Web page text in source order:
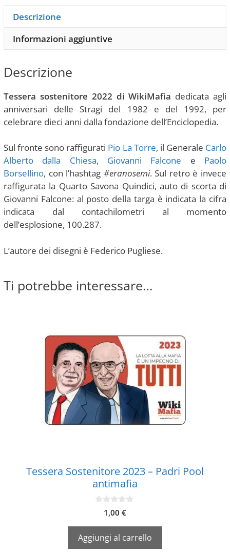
Descrizione
Informazioni aggiuntive
Descrizione
Tessera sostenitore 2022 di WikiMafia dedicata agli
anniversari delle Stragi del 1982 e del 1992, per
celebrare dieci anni dalla fondazione dell’Enciclopedia.
Sul fronte sono raffigurati Pio La Torre, il Generale Carlo
Alberto dalla Chiesa, Giovanni Falcone e Paolo
Borsellino, con l’hashtag #eranosemi. Sul retro è invece
raffigurata la Quarto Savona Quindici, auto di scorta di
Giovanni Falcone: al posto della targa è indicata la cifra
indicata dal contachilometri al momento
dell’esplosione, 100.287.
L’autore dei disegni è Federico Pugliese.
Ti potrebbe interessare…
Tessera Sostenitore 2023 – Padri Pool
antimafia
1,00 €
Aggiungi al carrello